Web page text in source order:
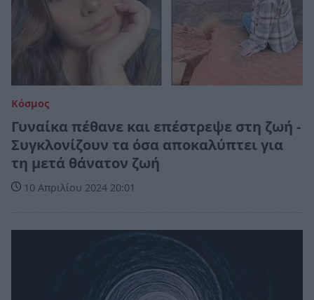
Κόσμος
Γυναίκα πέθανε και επέστρεψε στη ζωή -
Συγκλονίζουν τα όσα αποκαλύπτει για
τη μετά θάνατον ζωή
10 Απριλίου 2024 20:01